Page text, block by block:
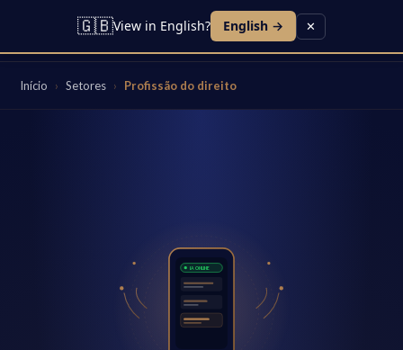
Início › Setores › Profissão do direito
IA ONLINE
🇬🇧View in English? English → ✕